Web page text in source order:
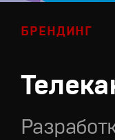
БРЕНДИНГ